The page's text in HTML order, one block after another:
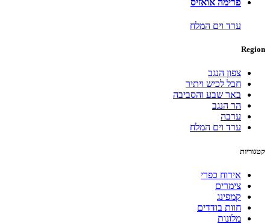
ערד וים המלח
Region
צפון הנגב
חבל לכיש ויתיר
באר שבע והסביבה
הר הנגב
ערבה
ערד וים המלח
קטגוריות
אירוח כפרי
צימרים
קמפינג
חוות בודדים
מלונות